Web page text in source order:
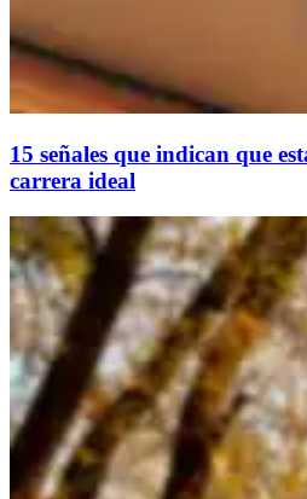
15 señales que indican que
carrera ideal